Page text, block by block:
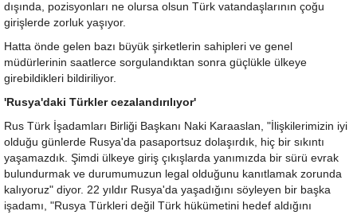
dışında, pozisyonları ne olursa olsun Türk vatandaşlarının çoğu
girişlerde zorluk yaşıyor.
Hatta önde gelen bazı büyük şirketlerin sahipleri ve genel
müdürlerinin saatlerce sorgulandıktan sonra güçlükle ülkeye
girebildikleri bildiriliyor.
'Rusya'daki Türkler cezalandırılıyor'
Rus Türk İşadamları Birliği Başkanı Naki Karaaslan, "İlişkilerimizin iyi
olduğu günlerde Rusya'da pasaportsuz dolaşırdık, hiç bir sıkıntı
yaşamazdık. Şimdi ülkeye giriş çıkışlarda yanımızda bir sürü evrak
bulundurmak ve durumumuzun legal olduğunu kanıtlamak zorunda
kalıyoruz" diyor. 22 yıldır Rusya'da yaşadığını söyleyen bir başka
işadamı, "Rusya Türkleri değil Türk hükümetini hedef aldığını